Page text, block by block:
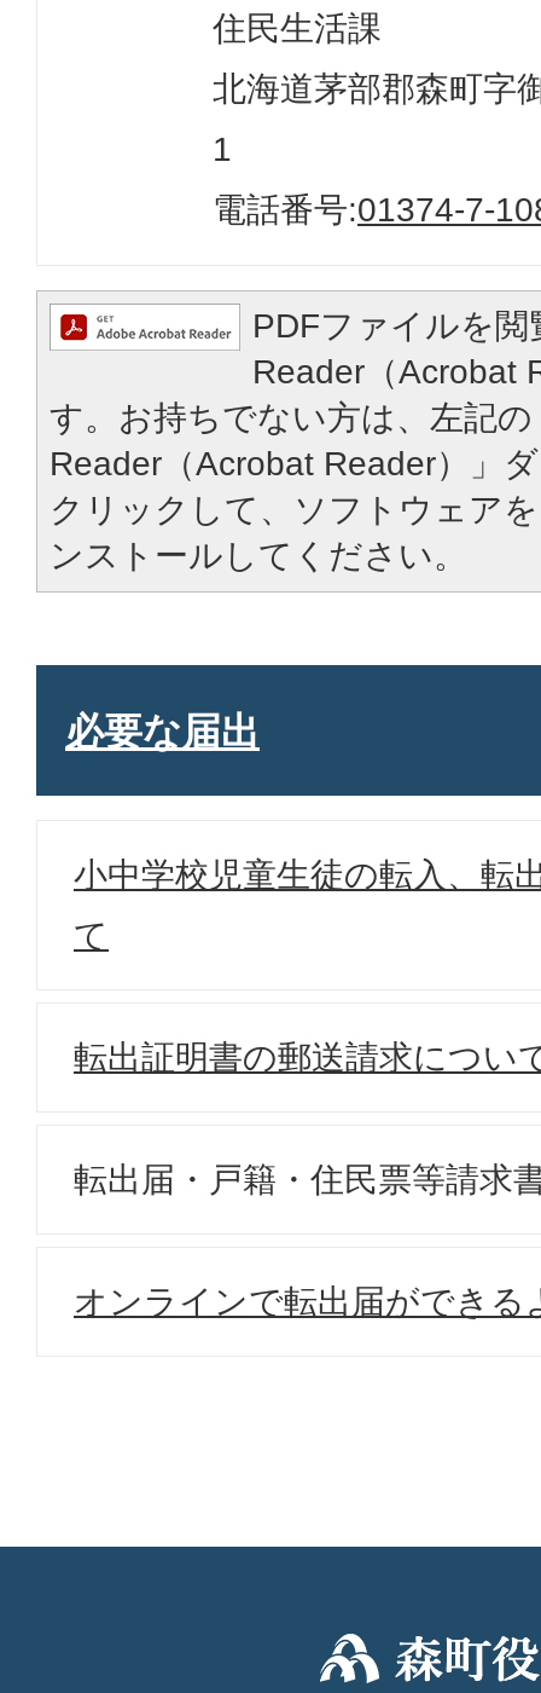
住民生活課
北海道茅部郡森町字
1
電話番号:01374-7-
PDFファイルを
Reader（Acrobat
す。お持ちでない方は、左記
Reader（Acrobat Reader）」
クリックして、ソフトウェア
ンストールしてください。
必要な届出
小中学校児童生徒の転入、転
て
転出証明書の郵送請求につい
転出届・戸籍・住民票等請求
オンラインで転出届ができる